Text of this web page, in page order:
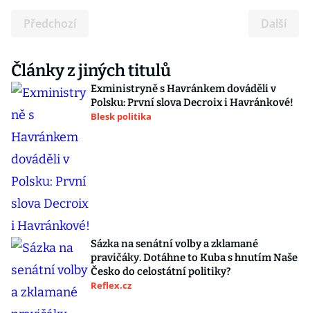
Předchozí Další
Články z jiných titulů
Exministryně s Havránkem dováděli v
Polsku: První slova Decroix i Havránkové!
Blesk politika
Sázka na senátní volby a zklamané
pravičáky. Dotáhne to Kuba s hnutím Naše
Česko do celostátní politiky?
Reflex.cz